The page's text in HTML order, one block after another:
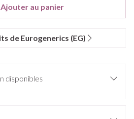
Ajouter au panier
de Eurogenerics (EG)
disponibles